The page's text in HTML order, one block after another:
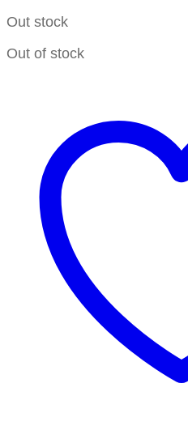
Out stock
Out of stock